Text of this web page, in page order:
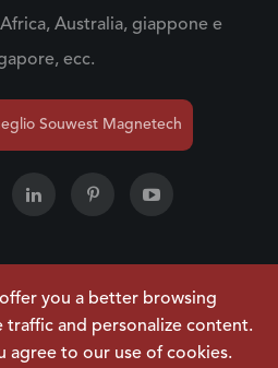
Australia, giappone e
ecc.
Souwest Magnetech
SOUWEST MAGNETECH
Tutti i diritti riservati.
you a better browsing
traffic and personalize content.
agree to our use of cookies.